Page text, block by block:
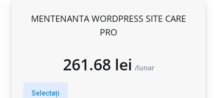
MENTENANTA WORDPRESS SITE CARE
PRO
Selectați